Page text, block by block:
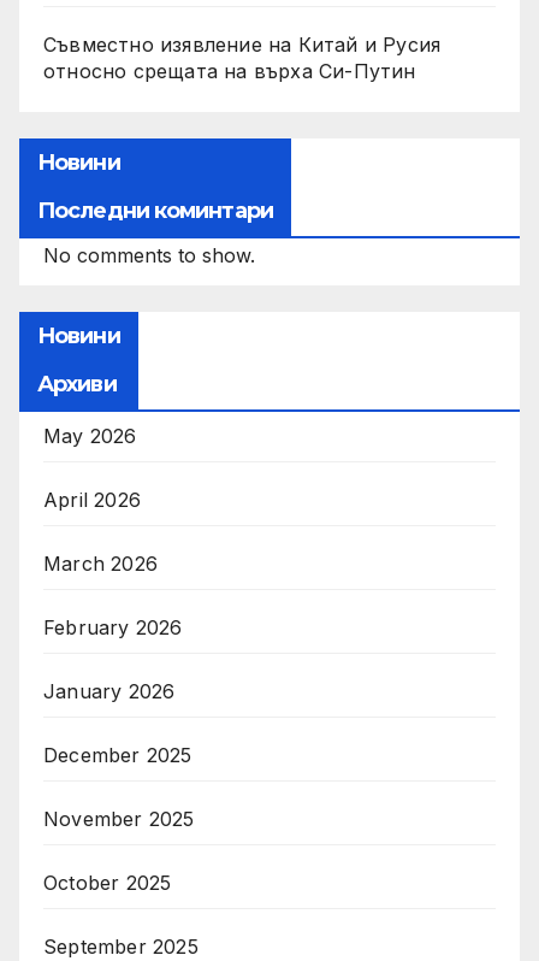
Съвместно изявление на Китай и Русия
относно срещата на върха Си-Путин
Новини
Последни коминтари
No comments to show.
Новини
Архиви
May 2026
April 2026
March 2026
February 2026
January 2026
December 2025
November 2025
October 2025
September 2025